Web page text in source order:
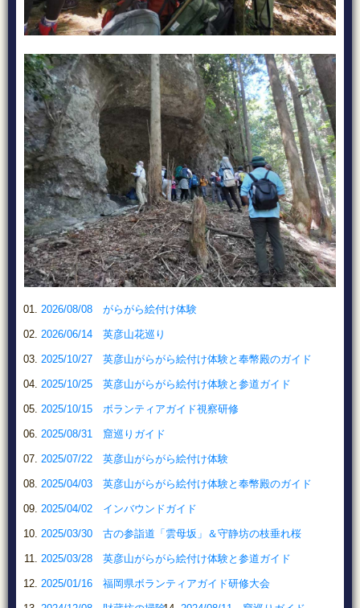
2026/08/08 がらがら絵付け体験
2026/06/14 英彦山花巡り
2025/10/27 英彦山がらがら絵付け体験と奉幣殿のガイド
2025/10/25 英彦山がらがら絵付け体験と参道ガイド
2025/10/15 ボランティアガイド視察研修
2025/08/31 窟巡りガイド
2025/07/22 英彦山がらがら絵付け体験
2025/04/03 英彦山がらがら絵付け体験と奉幣殿のガイド
2025/04/02 インバウンドガイド
2025/03/30 古の参詣道「雲母坂」＆守静坊の枝垂れ桜
2025/03/28 英彦山がらがら絵付け体験と参道ガイド
2025/01/16 福岡県ボランティアガイド研修大会